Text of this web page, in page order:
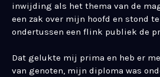
inwijding als het thema van de
een zak over mijn hoofd en stond
ondertussen een flink publiek de
Dat gelukte mij prima en heb er
van genoten, mijn diploma was